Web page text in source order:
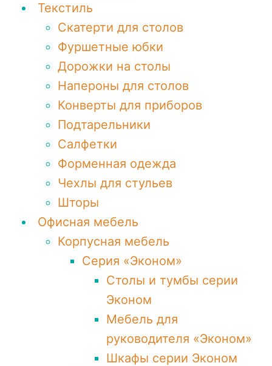
Текстиль
Скатерти для столов
Фуршетные юбки
Дорожки на столы
Напероны для столов
Конверты для приборов
Подтарельники
Салфетки
Форменная одежда
Чехлы для стульев
Шторы
Офисная мебель
Корпусная мебель
Серия «Эконом»
Столы и тумбы серии
Эконом
Мебель для
руководителя «Эконом»
Шкафы серии Эконом